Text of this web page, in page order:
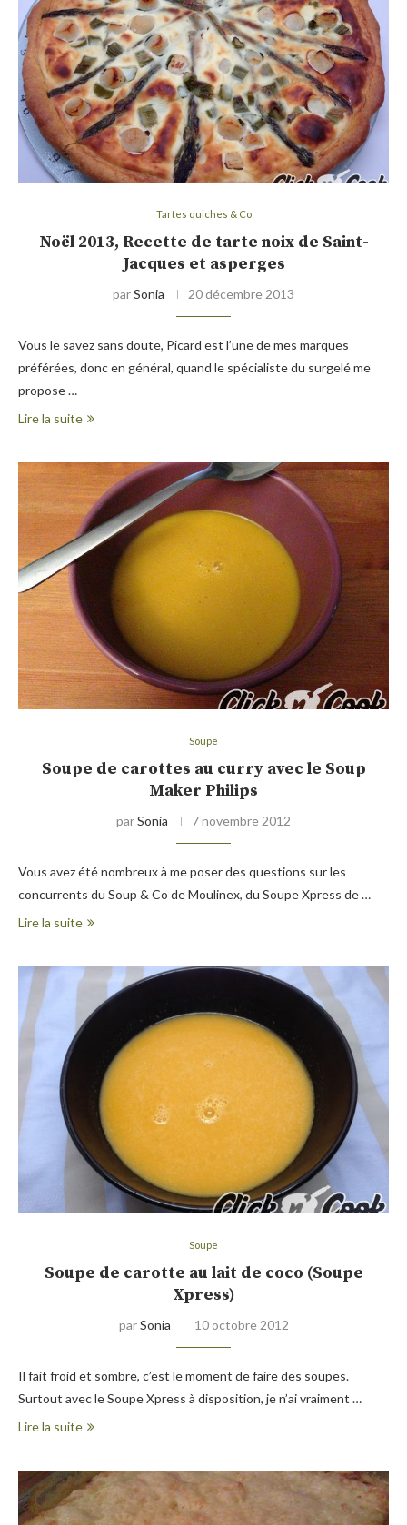
Tartes quiches & Co
Noël 2013, Recette de tarte noix de Saint-
Jacques et asperges
parSonia 20 décembre 2013
Vous le savez sans doute, Picard est l’une de mes marques
préférées, donc en général, quand le spécialiste du surgelé me
propose …
Lire la suite
Soupe
Soupe de carottes au curry avec le Soup
Maker Philips
parSonia 7 novembre 2012
Vous avez été nombreux à me poser des questions sur les
concurrents du Soup & Co de Moulinex, du Soupe Xpress de …
Lire la suite
Soupe
Soupe de carotte au lait de coco (Soupe
Xpress)
parSonia 10 octobre 2012
Il fait froid et sombre, c’est le moment de faire des soupes.
Surtout avec le Soupe Xpress à disposition, je n’ai vraiment …
Lire la suite